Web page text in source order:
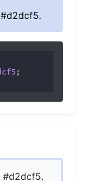
;
#d2dcf5.